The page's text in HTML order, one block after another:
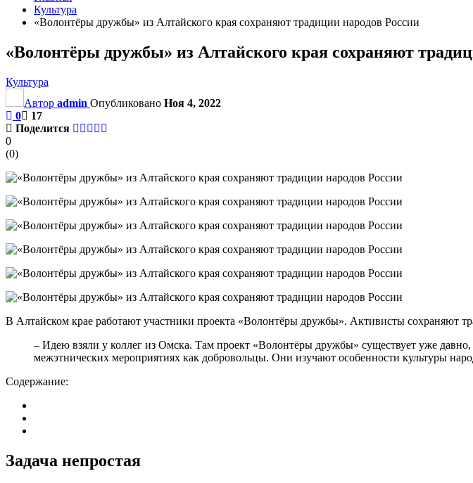
Культура
«Волонтёры дружбы» из Алтайского края сохраняют традиции народов России
«Волонтёры дружбы» из Алтайского края сохраняют
Культура
Автор admin Опубликовано Ноя 4, 2022
0
17
Поделится
0
(0)
В Алтайском крае работают участники проекта «Волонтёры дружбы». Активисты сохраняют
– Идею взяли у коллег из Омска. Там проект «Волонтёры дружбы» существует уже
межэтнических мероприятиях как добровольцы. Они изучают особенности культуры
Содержание:
Задача непростая